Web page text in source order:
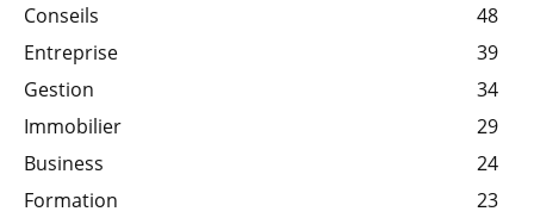
Conseils
48
Entreprise
39
Gestion
34
Immobilier
29
Business
24
Formation
23